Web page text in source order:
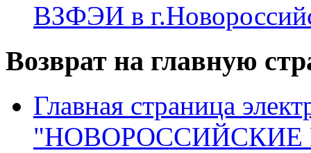
ВЗФЭИ в
Возврат на главную
Главная страница
"НОВОРОССИЙСКИЕ